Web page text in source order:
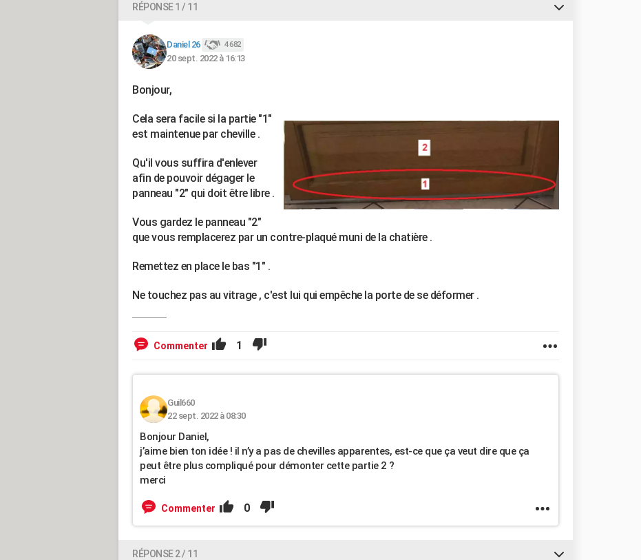
RÉPONSE 1 / 11
Daniel 26 4 682
20 sept. 2022 à 16:13
Bonjour,
Cela sera facile si la partie "1"
est maintenue par cheville .
Qu'il vous suffira d'enlever
afin de pouvoir dégager le
panneau "2" qui doit être libre .
Vous gardez le panneau "2"
que vous remplacerez par un contre-plaqué muni de la chatière .
Remettez en place le bas "1" .
Ne touchez pas au vitrage , c'est lui qui empêche la porte de se déformer .
Commenter 1
Guil660
22 sept. 2022 à 08:30
Bonjour Daniel,
j’aime bien ton idée ! il n’y a pas de chevilles apparentes, est-ce que ça veut dire que ça
peut être plus compliqué pour démonter cette partie 2 ?
merci
Commenter 0
RÉPONSE 2 / 11